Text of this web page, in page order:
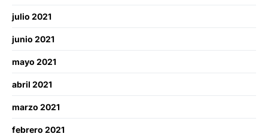
julio 2021
junio 2021
mayo 2021
abril 2021
marzo 2021
febrero 2021